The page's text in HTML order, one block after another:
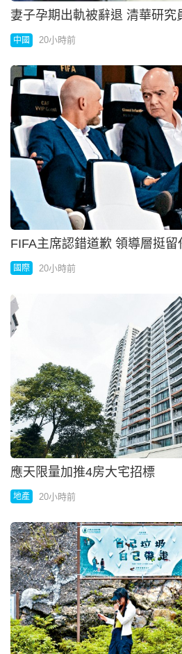
妻子孕期出軌被辭退 清華研究
中國 20小時前
FIFA主席認錯道歉 領導層挺留
國際 20小時前
應天限量加推4房大宅招標
地產 20小時前